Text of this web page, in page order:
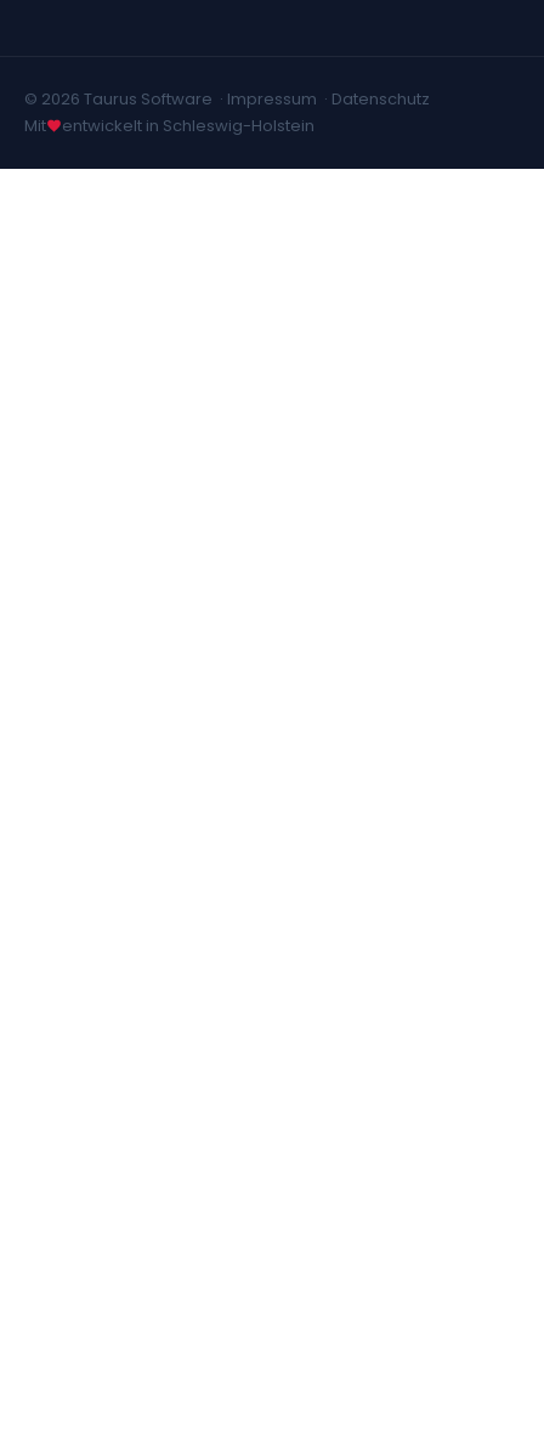
© 2026 Taurus Software · Impressum · Datenschutz
Mit
entwickelt in Schleswig-Holstein